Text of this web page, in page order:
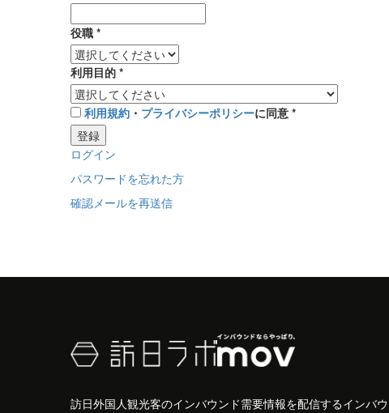
役職 *
利用目的 *
利用規約 ・ プライバシーポリシーに同意 *
登録
ログイン
パスワードを忘れた方
確認メールを再送信
訪日外国人観光客のインバウンド需要情報を配信するインバ